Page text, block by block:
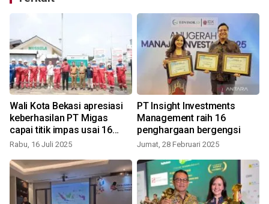
Wali Kota Bekasi apresiasi
keberhasilan PT Migas
capai titik impas usai 16
tahun alami minus
Rabu, 16 Juli 2025
PT Insight Investments
Management raih 16
penghargaan bergengsi
Jumat, 28 Februari 2025